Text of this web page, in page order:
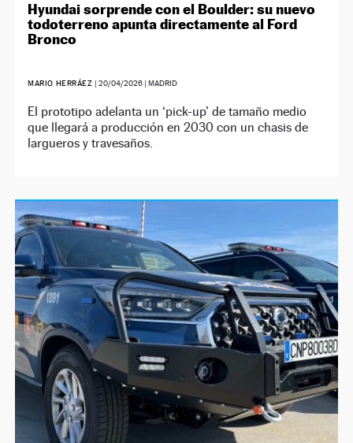
Hyundai sorprende con el Boulder: su nuevo
todoterreno apunta directamente al Ford
Bronco
MARIO HERRÁEZ |20/04/2026 | MADRID
El prototipo adelanta un ‘pick-up’ de tamaño medio
que llegará a producción en 2030 con un chasis de
largueros y travesaños.